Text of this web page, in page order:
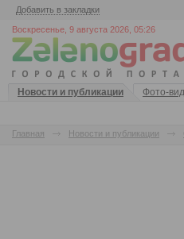
Добавить в закладки
Воскресенье, 9 августа 2026, 05:26
Новости и публикации Фото-
Главная Новости и публикации